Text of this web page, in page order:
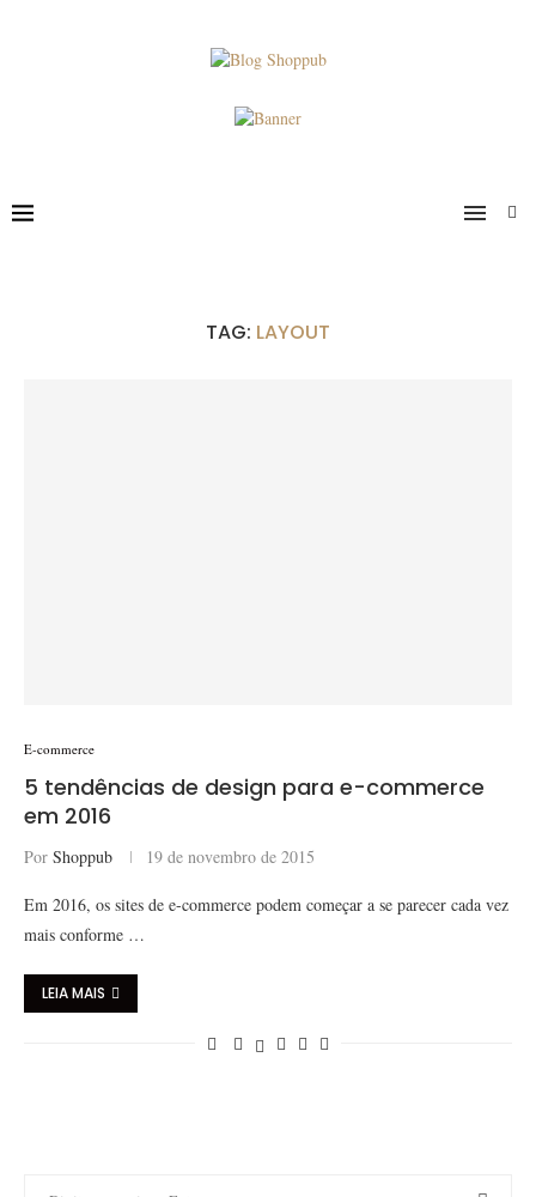
TAG: LAYOUT
E-commerce
5 tendências de design para e-commerce
em 2016
Por Shoppub 19 de novembro de 2015
Em 2016, os sites de e-commerce podem começar a se parecer cada vez
mais conforme …
LEIA MAIS